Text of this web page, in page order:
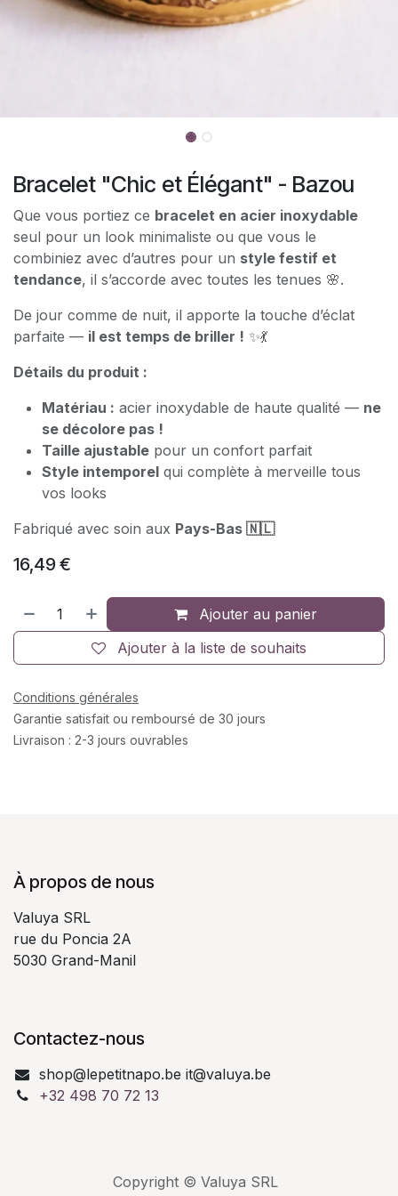
Bracelet "Chic et Élégant" - Bazou
Que vous portiez ce bracelet en acier inoxydable
seul pour un look minimaliste ou que vous le
combiniez avec d’autres pour un style festif et
tendance, il s’accorde avec toutes les tenues 🌸.
De jour comme de nuit, il apporte la touche d’éclat
parfaite — il est temps de briller ! ✨💃
Détails du produit :
Matériau : acier inoxydable de haute qualité — ne
se décolore pas !
Taille ajustable pour un confort parfait
Style intemporel qui complète à merveille tous
vos looks
Fabriqué avec soin aux Pays-Bas 🇳🇱
16,49€
Ajouter au panier
Ajouter à la liste de souhaits
Conditions générales
Garantie satisfait ou remboursé de 30 jours
Livraison : 2-3 jours ouvrables
À propos de nous
Valuya SRL
rue du Poncia 2A
5030 Grand-Manil
Contactez-nous
shop@lepetitnapo.be it@valuya.be
+32 498 70 72 13
Copyright © Valuya SRL